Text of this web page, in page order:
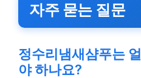
자주 묻는 질문
정수리냄새샴푸는
야 하나요?